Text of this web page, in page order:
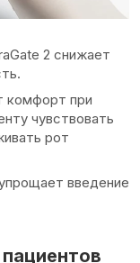
2 снижает
комфорт при
чувствовать
рот
введение